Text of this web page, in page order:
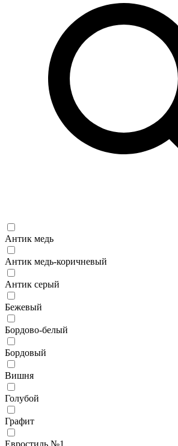
Антик медь
Антик медь-коричневый
Антик серый
Бежевый
Бордово-белый
Бордовый
Вишня
Голубой
Графит
Евростиль №1